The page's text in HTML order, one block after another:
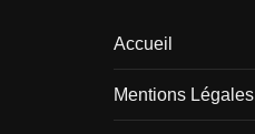
Accueil
Mentions Légales